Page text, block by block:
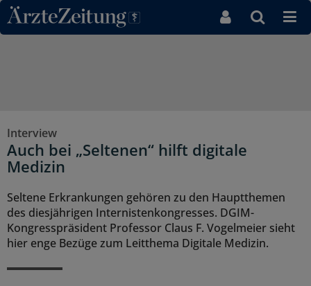
Direkt zum Inhaltsbereich
Interview
Auch bei „Seltenen“ hilft digitale
Medizin
Seltene Erkrankungen gehören zu den Hauptthemen
des diesjährigen Internistenkongresses. DGIM-
Kongresspräsident Professor Claus F. Vogelmeier sieht
hier enge Bezüge zum Leitthema Digitale Medizin.